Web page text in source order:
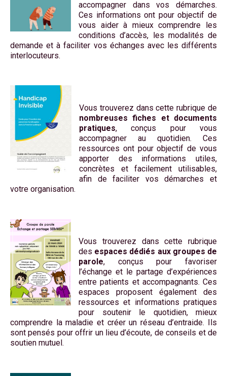
accompagner dans vos démarches.
Ces informations ont pour objectif de
vous aider à mieux comprendre les
conditions d’accès, les modalités de
demande et à faciliter vos échanges avec les différents
interlocuteurs.
Vous trouverez dans cette rubrique de
nombreuses fiches et documents
pratiques, conçus pour vous
accompagner au quotidien. Ces
ressources ont pour objectif de vous
apporter des informations utiles,
concrètes et facilement utilisables,
afin de faciliter vos démarches et
votre organisation.
Vous trouverez dans cette rubrique
des espaces dédiés aux groupes de
parole, conçus pour favoriser
l’échange et le partage d’expériences
entre patients et accompagnants. Ces
espaces proposent également des
ressources et informations pratiques
pour soutenir le quotidien, mieux
comprendre la maladie et créer un réseau d’entraide. Ils
sont pensés pour offrir un lieu d’écoute, de conseils et de
soutien mutuel.